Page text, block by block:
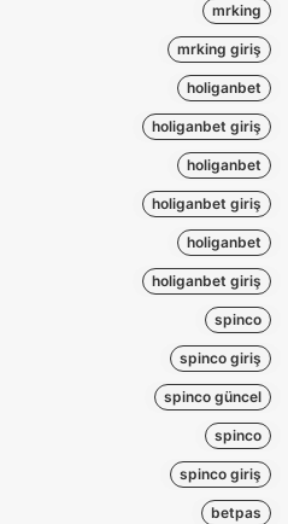
mrking
mrking giriş
holiganbet
holiganbet giriş
holiganbet
holiganbet giriş
holiganbet
holiganbet giriş
spinco
spinco giriş
spinco güncel
spinco
spinco giriş
betpas